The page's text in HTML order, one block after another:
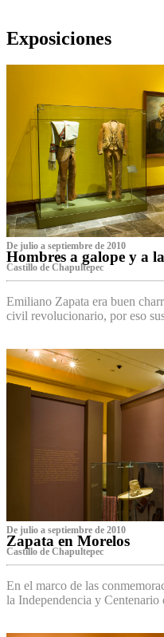
Exposiciones
De julio a septiembre de 2010
Hombres a galope y a
Castillo de Chapultepec
Emiliano Zapata era buen
civil revolucionario, por eso
De julio a septiembre de 2010
Zapata en Morelos
Castillo de Chapultepec
En el marco de las
la Independencia y